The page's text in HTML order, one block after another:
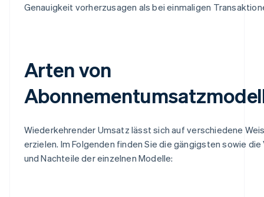
Genauigkeit vorherzusagen als bei einmaligen
Arten von
Wiederkehrender Umsatz lässt sich auf verschiedene
erzielen. Im Folgenden finden Sie die gängigsten sowie die
und Nachteile der einzelnen Modelle: